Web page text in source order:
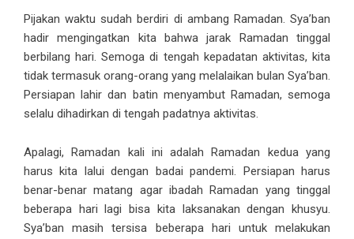
Pijakan waktu sudah berdiri di ambang Ramadan. Sya’ban
hadir mengingatkan kita bahwa jarak Ramadan tinggal
berbilang hari. Semoga di tengah kepadatan aktivitas, kita
tidak termasuk orang-orang yang melalaikan bulan Sya’ban.
Persiapan lahir dan batin menyambut Ramadan, semoga
selalu dihadirkan di tengah padatnya aktivitas.
Apalagi, Ramadan kali ini adalah Ramadan kedua yang
harus kita lalui dengan badai pandemi. Persiapan harus
benar-benar matang agar ibadah Ramadan yang tinggal
beberapa hari lagi bisa kita laksanakan dengan khusyu.
Sya’ban masih tersisa beberapa hari untuk melakukan